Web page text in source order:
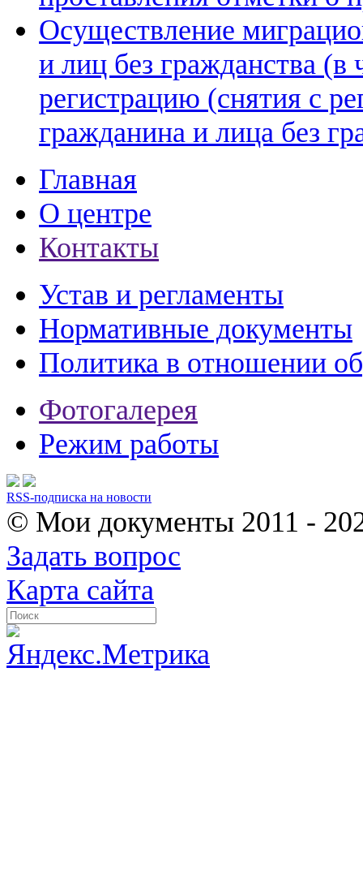
Осуществление
и лиц без гражданства (в
регистрацию (снятия с
гражданина и лица без
Главная
О центре
Контакты
Устав и регламенты
Нормативные документы
Политика в отношении
Фотогалерея
Режим работы
RSS-подписка на новости
© Мои документы 2011 -
Задать вопрос
Карта сайта